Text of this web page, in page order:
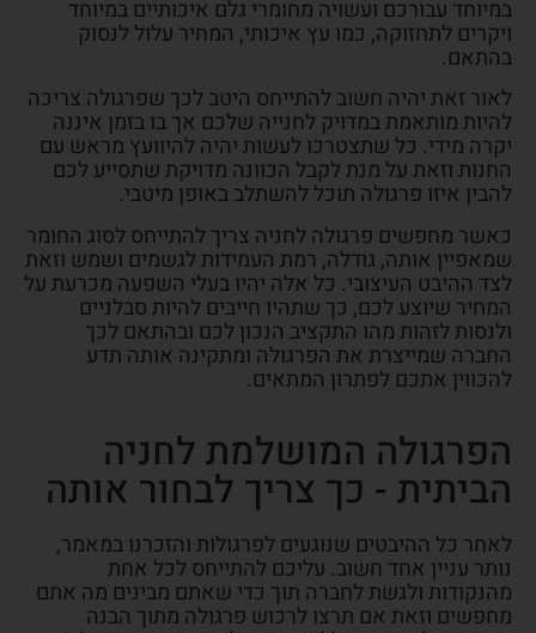
במיוחד עבורכם ועשויה מחומרי גלם איכותיים במיוחד
ויקרים לתחזוקה, כמו עץ איכותי, המחיר עלול לנסוק
בהתאם.
לאור זאת יהיה חשוב להתייחס היטב לכך שפרגולה צריכה
להיות מותאמת במדויק לחנייה שלכם אך בו בזמן איננה
יקרה מידי. כל שתצטרכו לעשות יהיה להיוועץ מראש עם
החנות וזאת על מנת לקבל הכוונה מדויקת שתסייע לכם
להבין איזו פרגולה תוכל להשתלב באופן מיטבי.
כאשר מחפשים פרגולה לחניה צריך להתייחס לסוג החומר
שמאפיין אותה, גודלה, רמת העמידות לגשמים ושמש וזאת
לצד ההיבט העיצובי. כל אלה יהיו בעלי השפעה מכרעת על
המחיר שיוצע לכם, כך שתהיו חייבים להיות סבלניים
ולנסות לזהות מהו התקציב הנכון לכם ובהתאם לכך
החברה שמייצרת את הפרגולה ומתקינה אותה תדע
להכווין אתכם לפתרון המתאים.
הפרגולה המושלמת לחניה
הביתית - כך צריך לבחור אותה
לאחר כל ההיבטים שנוגעים לפרגולות והזכרנו במאמר,
נותר עניין אחד חשוב. עליכם להתייחס לכל אחת
מהנקודות ולגשת לחברה תוך כדי שאתם מבינים מה אתם
מחפשים וזאת אם תרצו לרכוש פרגולה מתוך הבנה